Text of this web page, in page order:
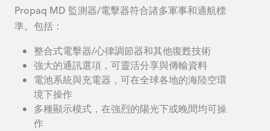
Propaq MD 監測器/電擊器符合諸多軍事和適航標
準。包括：
整合式電擊器/心律調節器和其他復甦技術
強大的通訊選項，可靈活分享與傳輸資料
電池系統與充電器，可在全球各地的海陸空環
境下操作
多種顯示模式，在強烈的陽光下或晚間均可操
作